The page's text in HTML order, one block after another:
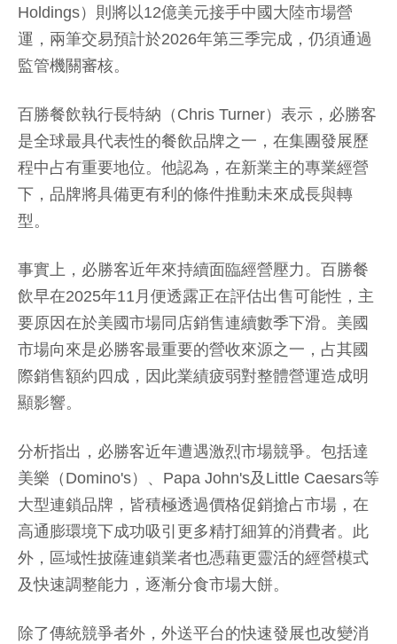
Holdings）則將以12億美元接手中國大陸市場營
運，兩筆交易預計於2026年第三季完成，仍須通過
監管機關審核。
百勝餐飲執行長特納（Chris Turner）表示，必勝客
是全球最具代表性的餐飲品牌之一，在集團發展歷
程中占有重要地位。他認為，在新業主的專業經營
下，品牌將具備更有利的條件推動未來成長與轉
型。
事實上，必勝客近年來持續面臨經營壓力。百勝餐
飲早在2025年11月便透露正在評估出售可能性，主
要原因在於美國市場同店銷售連續數季下滑。美國
市場向來是必勝客最重要的營收來源之一，占其國
際銷售額約四成，因此業績疲弱對整體營運造成明
顯影響。
分析指出，必勝客近年遭遇激烈市場競爭。包括達
美樂（Domino's）、Papa John's及Little Caesars等
大型連鎖品牌，皆積極透過價格促銷搶占市場，在
高通膨環境下成功吸引更多精打細算的消費者。此
外，區域性披薩連鎖業者也憑藉更靈活的經營模式
及快速調整能力，逐漸分食市場大餅。
除了傳統競爭者外，外送平台的快速發展也改變消